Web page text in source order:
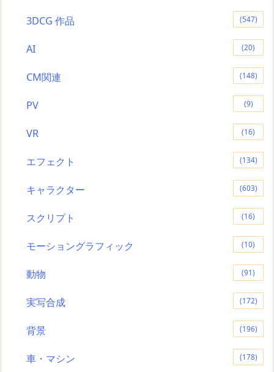
3DCG 作品 (547)
AI (20)
CM関連 (148)
PV (9)
VR (16)
エフェクト (134)
キャラクター (603)
スクリプト (16)
モーショングラフィック (10)
動物 (91)
実写合成 (172)
背景 (196)
車・マシン (178)